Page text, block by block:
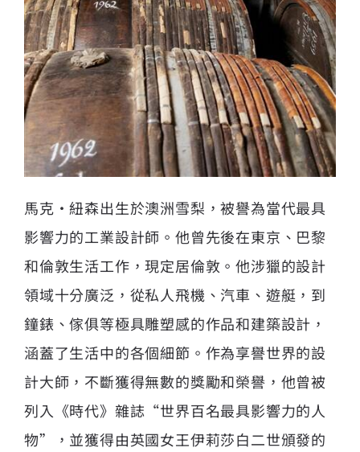
馬克·紐森出生於澳洲雪梨，被譽為當代最具
影響力的工業設計師。他曾先後在東京、巴黎
和倫敦生活工作，現定居倫敦。他涉獵的設計
領域十分廣泛，從私人飛機、汽車、遊艇，到
鐘錶、傢俱等極具雕塑感的作品和建築設計，
涵蓋了生活中的各個細節。作為享譽世界的設
計大師，不斷獲得無數的獎勵和榮譽，他曾被
列入《時代》雜誌“世界百名最具影響力的人
物”，並獲得由英國女王伊莉莎白二世頒發的